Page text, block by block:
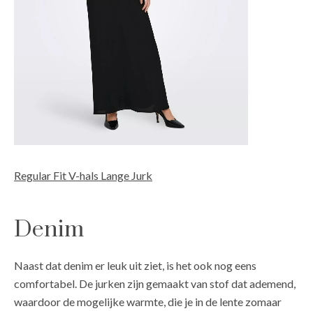
Regular Fit V-hals Lange Jurk
Denim
Naast dat denim er leuk uit ziet, is het ook nog eens
comfortabel. De jurken zijn gemaakt van stof dat ademend,
waardoor de mogelijke warmte, die je in de lente zomaar